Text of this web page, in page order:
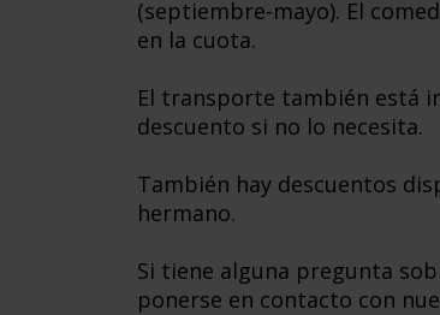
(septiembre-mayo). El
en la cuota.
El transporte también está
descuento si no lo necesita.
También hay descuentos
hermano.
Si tiene alguna pregunta
ponerse en contacto con